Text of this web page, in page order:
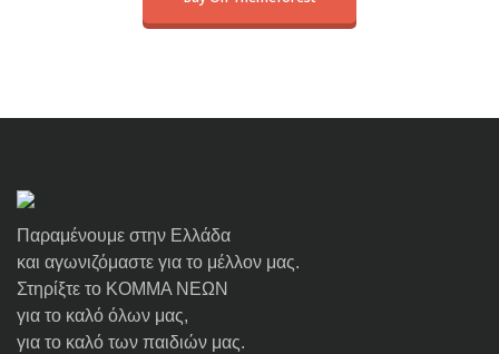
Παραμένουμε στην Ελλάδα
και αγωνιζόμαστε για το μέλλον μας.
Στηρίξτε το ΚΟΜΜΑ ΝΕΩΝ
για το καλό όλων μας,
για το καλό των παιδιών μας.